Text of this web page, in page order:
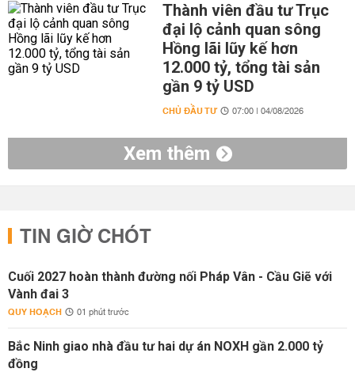
Thành viên đầu tư Trục
đại lộ cảnh quan sông
Hồng lãi lũy kế hơn
12.000 tỷ, tổng tài sản
gần 9 tỷ USD
CHỦ ĐẦU TƯ 07:00 | 04/08/2026
Xem thêm
TIN GIỜ CHÓT
Cuối 2027 hoàn thành đường nối Pháp Vân - Cầu Giẽ với
Vành đai 3
QUY HOẠCH 01 phút trước
Bắc Ninh giao nhà đầu tư hai dự án NOXH gần 2.000 tỷ
đồng